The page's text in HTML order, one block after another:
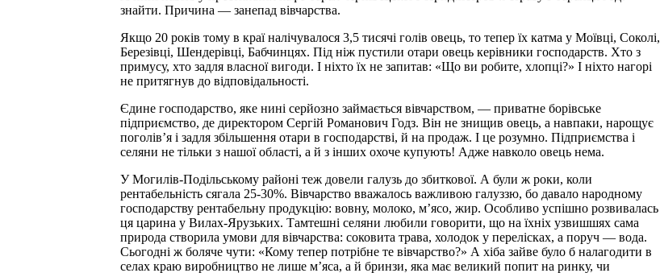
знайти. Причина — занепад вівчарства.
Якщо 20 років тому в краї налічувалося 3,5 тисячі голів овець, то тепер їх катма у Моївці, Соколі,
Березівці, Шендерівці, Бабчинцях. Під ніж пустили отари овець керівники господарств. Хто з
примусу, хто задля власної вигоди. І ніхто їх не запитав: «Що ви робите, хлопці?» І ніхто нагорі
не притягнув до відповідальності.
Єдине господарство, яке нині серйозно займається вівчарством, — приватне борівське
підприємство, де директором Сергій Романович Годз. Він не знищив овець, а навпаки, нарощує
поголів’я і задля збільшення отари в господарстві, й на продаж. І це розумно. Підприємства і
селяни не тільки з нашої області, а й з інших охоче купують! Адже навколо овець нема.
У Могилів-Подільському районі теж довели галузь до збиткової. А були ж роки, коли
рентабельність сягала 25-30%. Вівчарство вважалось важливою галуззю, бо давало народному
господарству рентабельну продукцію: вовну, молоко, м’ясо, жир. Особливо успішно розвивалась
ця царина у Вилах-Ярузьких. Тамтешні селяни любили говорити, що на їхніх узвишшях сама
природа створила умови для вівчарства: соковита трава, холодок у перелісках, а поруч — вода.
Сьогодні ж боляче чути: «Кому тепер потрібне те вівчарство?» А хіба зайве було б налагодити в
селах краю виробництво не лише м’яса, а й бринзи, яка має великий попит на ринку, чи